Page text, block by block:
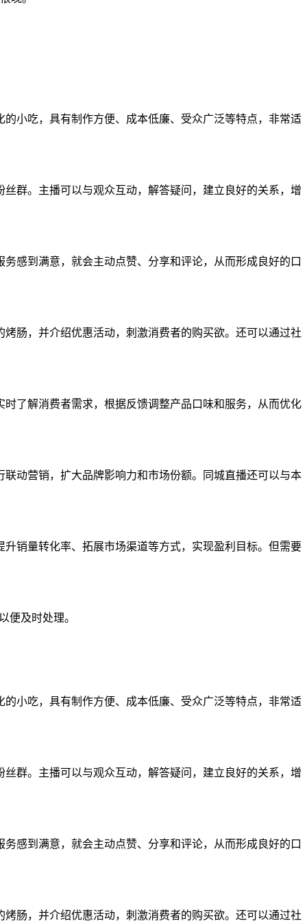
小吃，具有制作方便、成本低廉、受众广泛等特点，非常适
群。主播可以与观众互动，解答疑问，建立良好的关系，增
感到满意，就会主动点赞、分享和评论，从而形成良好的口
肠，并介绍优惠活动，刺激消费者的购买欲。还可以通过社
了解消费者需求，根据反馈调整产品口味和服务，从而优化
动营销，扩大品牌影响力和市场份额。同城直播还可以与本
销量转化率、拓展市场渠道等方式，实现盈利目标。但需要
便及时处理。
小吃，具有制作方便、成本低廉、受众广泛等特点，非常适
群。主播可以与观众互动，解答疑问，建立良好的关系，增
感到满意，就会主动点赞、分享和评论，从而形成良好的口
肠，并介绍优惠活动，刺激消费者的购买欲。还可以通过社